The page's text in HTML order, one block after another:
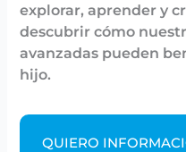
explorar, aprender y
descubrir cómo
avanzadas pueden
hijo.
QUIERO